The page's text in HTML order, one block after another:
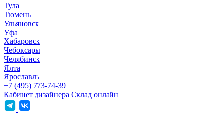
Тула
Тюмень
Ульяновск
Уфа
Хабаровск
Чебоксары
Челябинск
Ялта
Ярославль
+7 (495) 773-74-39
Кабинет дизайнера Склад онлайн